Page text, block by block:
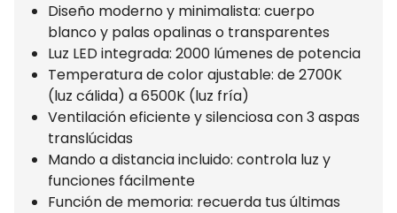
Diseño moderno y minimalista: cuerpo
blanco y palas opalinas o transparentes
Luz LED integrada: 2000 lúmenes de potencia
Temperatura de color ajustable: de 2700K
(luz cálida) a 6500K (luz fría)
Ventilación eficiente y silenciosa con 3 aspas
translúcidas
Mando a distancia incluido: controla luz y
funciones fácilmente
Función de memoria: recuerda tus últimas